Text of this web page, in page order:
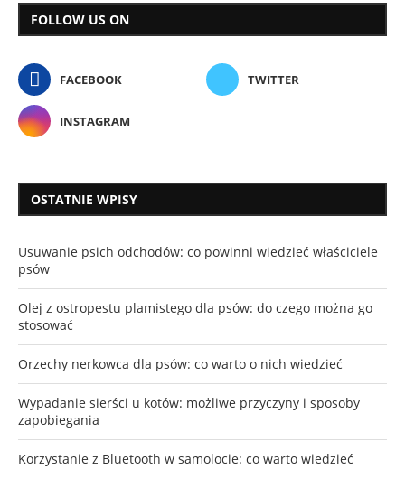
FOLLOW US ON
FACEBOOK TWITTER
INSTAGRAM
OSTATNIE WPISY
Usuwanie psich odchodów: co powinni wiedzieć właściciele
psów
Olej z ostropestu plamistego dla psów: do czego można go
stosować
Orzechy nerkowca dla psów: co warto o nich wiedzieć
Wypadanie sierści u kotów: możliwe przyczyny i sposoby
zapobiegania
Korzystanie z Bluetooth w samolocie: co warto wiedzieć